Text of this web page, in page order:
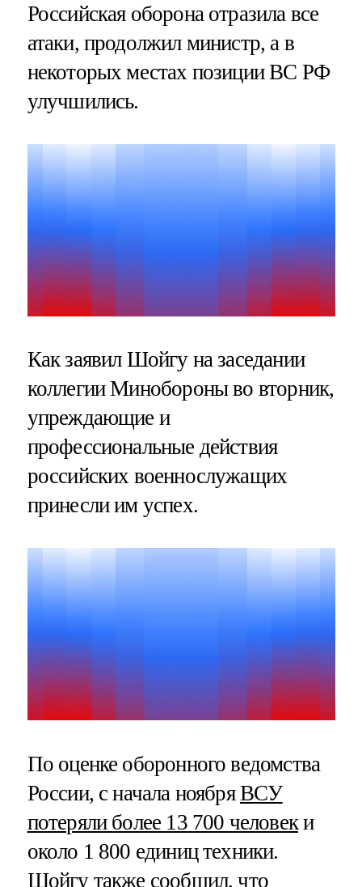
Российская оборона отразила все
атаки, продолжил министр, а в
некоторых местах позиции ВС РФ
улучшились.
Как заявил Шойгу на заседании
коллегии Минобороны во вторник,
упреждающие и
профессиональные действия
российских военнослужащих
принесли им успех.
По оценке оборонного ведомства
России, с начала ноябряВСУ
потеряли более 13 700 человеки
около 1 800 единиц техники.
Шойгу также сообщил, что